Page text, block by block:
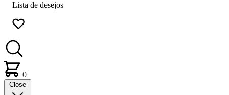
Lista de desejos
0
Close